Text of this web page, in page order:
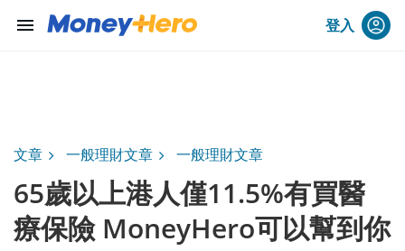
menu 登入
文章 一般理財文章 一般理財文章
65歲以上港人僅11.5%有買醫
療保險 MoneyHero可以幫到你